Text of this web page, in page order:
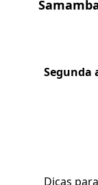
Segunda
Dicas